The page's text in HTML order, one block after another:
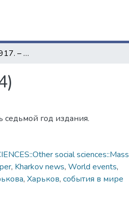
Южный край. – 1917. – 29 июля (№ 14154)
год издания.
social sciences::Mass
, Kharkov news, World events,
, Харьков, события в мире